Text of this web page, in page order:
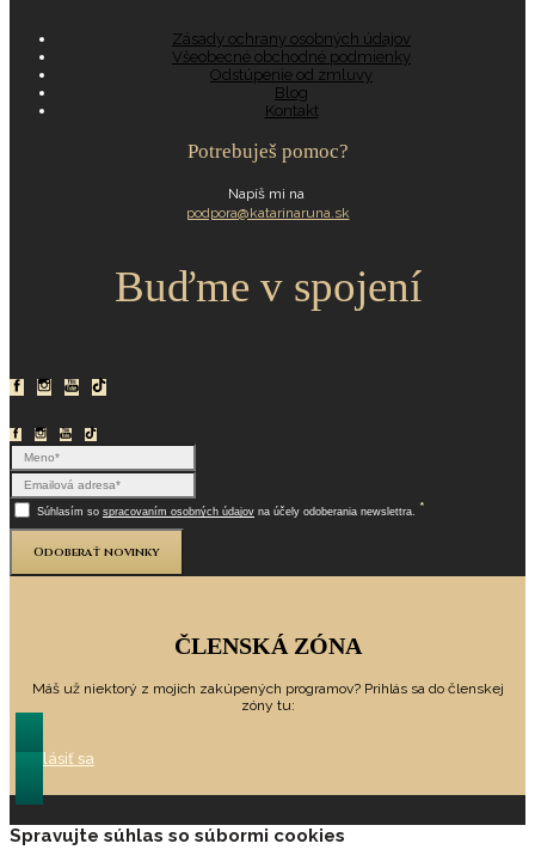
Zásady ochrany osobných údajov
Všeobecné obchodné podmienky
Odstúpenie od zmluvy
Blog
Kontakt
Potrebuješ pomoc?
Napíš mi na
podpora@katarinaruna.sk
Buďme v spojení
Súhlasím so spracovaním osobných údajov na účely odoberania newslettra. *
Odoberať novinky
ČLENSKÁ ZÓNA
Máš už niektorý z mojich zakúpených programov? Prihlás sa do členskej
zóny tu:
Prihlásiť sa
Spravujte súhlas so súbormi cookies